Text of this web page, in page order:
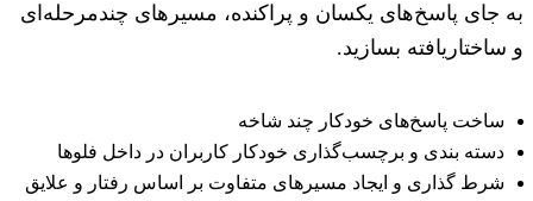
به جای پاسخ‌های یکسان و پراکنده، مسیرهای چندمرحله‌ای
و ساختاریافته بسازید.
ساخت پاسخ‌های خودکار چند شاخه
دسته بندی و برچسب‌گذاری خودکار کاربران در داخل فلوها
شرط‌ گذاری و ایجاد مسیرهای متفاوت بر اساس رفتار و علایق